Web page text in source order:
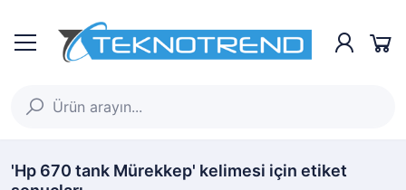
'Hp 670 tank Mürekkep' kelimesi için etiket